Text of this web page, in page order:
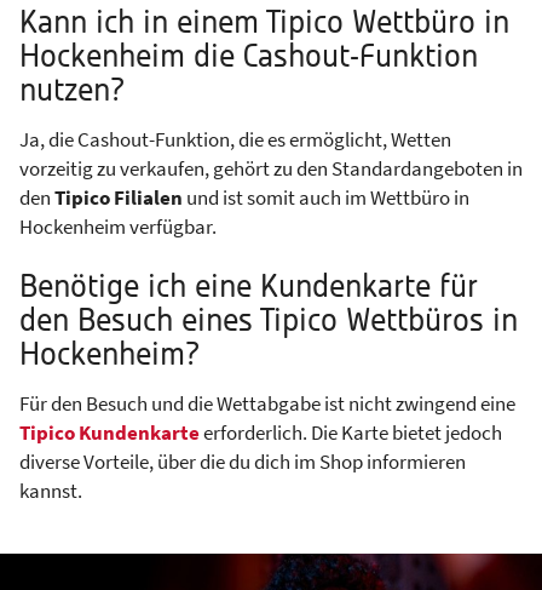
Kann ich in einem Tipico Wettbüro in
Hockenheim die Cashout-Funktion
nutzen?
Ja, die Cashout-Funktion, die es ermöglicht, Wetten
vorzeitig zu verkaufen, gehört zu den Standardangeboten in
denTipico Filialen und ist somit auch im Wettbüro in
Hockenheim verfügbar.
Benötige ich eine Kundenkarte für
den Besuch eines Tipico Wettbüros in
Hockenheim?
Für den Besuch und die Wettabgabe ist nicht zwingend eine
Tipico Kundenkarteerforderlich. Die Karte bietet jedoch
diverse Vorteile, über die du dich im Shop informieren
kannst.